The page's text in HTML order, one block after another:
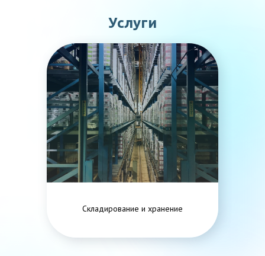
Услуги
Складирование и хранение